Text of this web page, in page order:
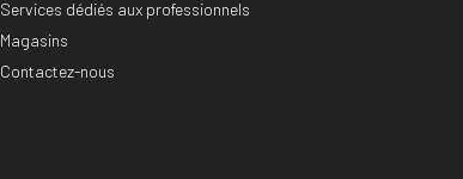
Services dédiés aux professionnels
Magasins
Contactez-nous